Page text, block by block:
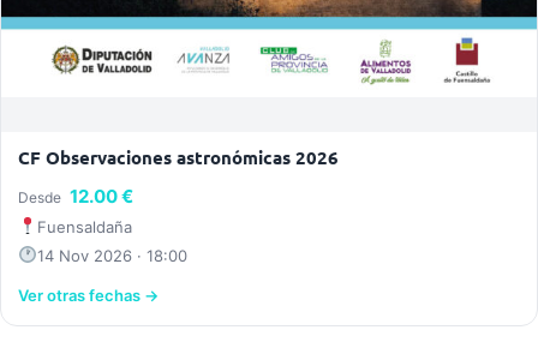
CF Observaciones astronómicas 2026
Desde 12.00 €
Fuensaldaña
14 Nov 2026 · 18:00
Ver otras fechas →